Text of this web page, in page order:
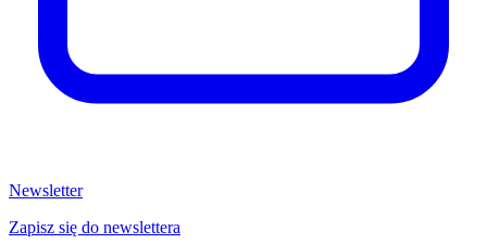
Newsletter
Zapisz się do newslettera